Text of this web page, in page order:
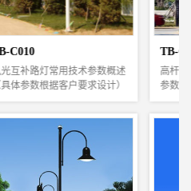
TB-G011
高杆灯常用技术参数概述（具体
参数根据客户要求设计）
1，照明面积大，照明效果好，
光源集中，光照均匀，眩光小，
易于控制、维修。
2，适用场所：城市广场、车
站、码头、公路、体育场、立交
桥等。
3，灯杆为优质钢板经模压成多